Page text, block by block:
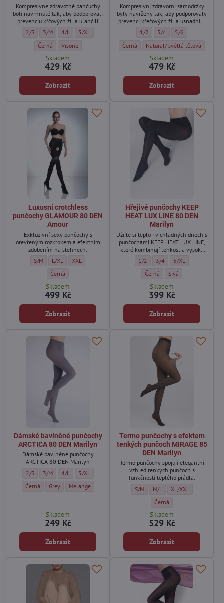
Kompresívne zdravotné pančuchy
boli navrhnuté tak, aby podporovali
prevenciu kŕčových žíl a uľahčili
zaneprázdneným ženám.
Kompresivní punčochy MEDICA 70 DEN Lores - Velikost:
2/S Kompresivní punčochy MEDICA 70 DEN Lores - Velikost:
3/M Kompresivní punčochy MEDICA 70 DEN Lores - Velikost:
4/L Kompresivní punčochy MEDICA 70 DEN Lores - Velikost:
5/XL
Kompresivní punčochy MEDICA 70 DEN Lores - Barva:
Černá Kompresivní punčochy MEDICA 70 DEN Lores - Barva:
Visone
Skladem
429 Kč
Zobrazit
Kompresivní zdravotní samodržky
byly navrženy tak, aby podporovaly
prevenci křečových žil a usnadnily
zaneprázdněným ženám.
Kompresivní samodržky MEDICA
1/2 Kompresivní samodržky
3/4 Kompresivní
5/6
Kompresivní samodržky MEDICA 70
Černá Kompresivní samodržky
Natural/ světlá tělová
Skladem
479 Kč
Zobrazit
Luxusní crotchless
punčochy GLAMOUR 80 DEN
Amour
Exkluzivní sexy punčochy s
otevřeným rozkrokem a efektním
zdobením na stehnech.
Luxusní crotchless punčochy GLAMOUR 80 DEN Amour - Velikost:
S/M Luxusní crotchless punčochy GLAMOUR 80 DEN Amour - Velikost:
L/XL Luxusní crotchless punčochy GLAMOUR 80 DEN Amour -
XXL
Luxusní crotchless punčochy GLAMOUR 80 DEN Amour - Barva:
Černá
Skladem
499 Kč
Zobrazit
Hřejivé punčochy KEEP
HEAT LUX LINE 80 DEN
Marilyn
Užijte si teplo i v chladných dnech s
punčochami KEEP HEAT LUX LINE,
které kombinují lehkost a vysoký
Hřejivé punčochy KEEP HEAT
1/2 Hřejivé punčochy KEEP
3/4 Hřejivé punčochy
5/XL
Hřejivé punčochy KEEP HEAT
Černá Hřejivé punčochy
Sivá
Skladem
399 Kč
Zobrazit
Dámské bavlněné punčochy
ARCTICA 80 DEN Marilyn
Dámské bavlněné punčochy
ARCTICA 80 DEN Marilyn
Dámské bavlněné punčochy ARCTICA 80 DEN Marilyn - Velikost:
2/S Dámské bavlněné punčochy ARCTICA 80 DEN Marilyn - Velikost:
3/M Dámské bavlněné punčochy ARCTICA 80 DEN Marilyn - Velikost:
4/L Dámské bavlněné punčochy ARCTICA 80 DEN Marilyn -
5/XL
Dámské bavlněné punčochy ARCTICA 80 DEN Marilyn - Barva:
Černá Dámské bavlněné punčochy ARCTICA 80 DEN Marilyn - Barva:
Grey Dámské bavlněné punčochy ARCTICA 80 DEN Marilyn -
Melange
Skladem
249 Kč
Zobrazit
Termo punčochy s efektem
tenkých punčoch MIRAGE 85
DEN Marilyn
Termo punčochy spojují elegantní
vzhled tenkých punčoch s
funkčností teplého prádla.
Termo punčochy s efektem
S/M Termo punčochy s efektem
M/L Termo punčochy s
XL/XXL
Termo punčochy s efektem
Černá
Skladem
529 Kč
Zobrazit